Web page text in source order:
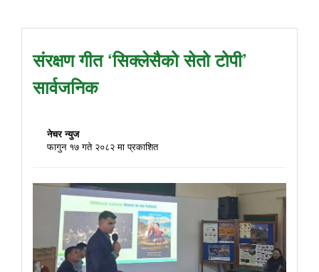
संरक्षण गीत ‘सिक्लेसैको सेतो टोपी’
सार्वजनिक
नेचर न्युज
फागुन १७ गते २०८२ मा प्रकाशित